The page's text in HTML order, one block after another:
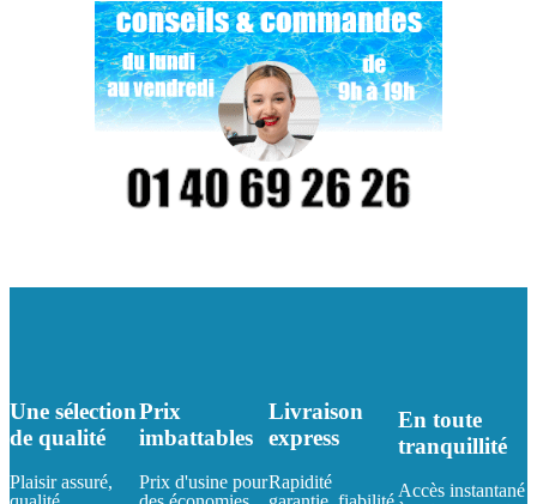
Une sélection
de qualité
Plaisir assuré,
Prix
imbattables
Prix d'usine pour
Livraison
express
Rapidité
En toute
tranquillité
Accès instantané